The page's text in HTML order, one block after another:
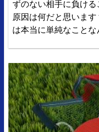
ずのない相手に負け
原因は何だと思いま
は本当に単純なこと